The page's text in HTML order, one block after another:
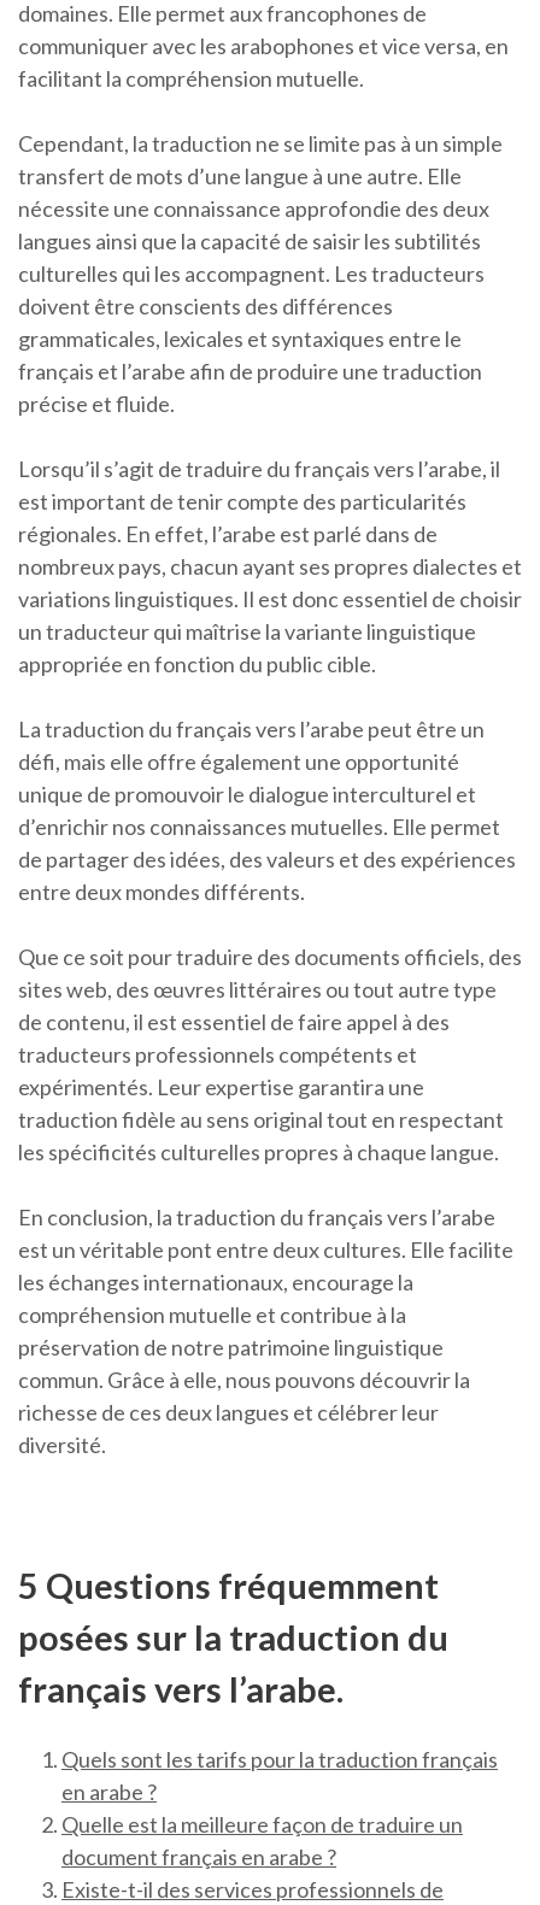
domaines. Elle permet aux francophones de
communiquer avec les arabophones et vice versa, en
facilitant la compréhension mutuelle.
Cependant, la traduction ne se limite pas à un simple
transfert de mots d’une langue à une autre. Elle
nécessite une connaissance approfondie des deux
langues ainsi que la capacité de saisir les subtilités
culturelles qui les accompagnent. Les traducteurs
doivent être conscients des différences
grammaticales, lexicales et syntaxiques entre le
français et l’arabe afin de produire une traduction
précise et fluide.
Lorsqu’il s’agit de traduire du français vers l’arabe, il
est important de tenir compte des particularités
régionales. En effet, l’arabe est parlé dans de
nombreux pays, chacun ayant ses propres dialectes et
variations linguistiques. Il est donc essentiel de choisir
un traducteur qui maîtrise la variante linguistique
appropriée en fonction du public cible.
La traduction du français vers l’arabe peut être un
défi, mais elle offre également une opportunité
unique de promouvoir le dialogue interculturel et
d’enrichir nos connaissances mutuelles. Elle permet
de partager des idées, des valeurs et des expériences
entre deux mondes différents.
Que ce soit pour traduire des documents officiels, des
sites web, des œuvres littéraires ou tout autre type
de contenu, il est essentiel de faire appel à des
traducteurs professionnels compétents et
expérimentés. Leur expertise garantira une
traduction fidèle au sens original tout en respectant
les spécificités culturelles propres à chaque langue.
En conclusion, la traduction du français vers l’arabe
est un véritable pont entre deux cultures. Elle facilite
les échanges internationaux, encourage la
compréhension mutuelle et contribue à la
préservation de notre patrimoine linguistique
commun. Grâce à elle, nous pouvons découvrir la
richesse de ces deux langues et célébrer leur
diversité.
5 Questions fréquemment
posées sur la traduction du
français vers l’arabe.
Quels sont les tarifs pour la traduction français
en arabe ?
Quelle est la meilleure façon de traduire un
document français en arabe ?
Existe-t-il des services professionnels de